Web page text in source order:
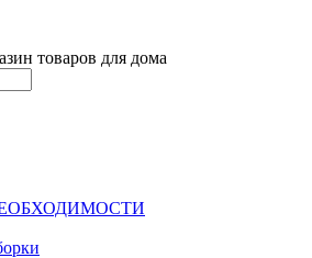
товаров для дома